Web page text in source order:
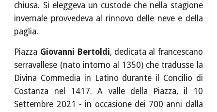
chiusa. Si eleggeva un custode che nella stagione
invernale provvedeva al rinnovo delle neve e della
paglia.
Piazza Giovanni Bertoldi, dedicata al francescano
serravallese (nato intorno al 1350) che tradusse la
Divina Commedia in Latino durante il Concilio di
Costanza nel 1417. A valle della Piazza, il 10
Settembre 2021 - in occasione dei 700 anni dalla